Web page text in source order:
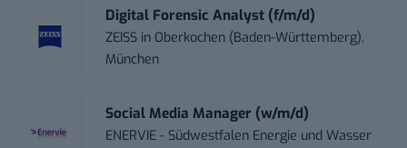
Digital Forensic Analyst (f/m/d)
ZEISS in Oberkochen (Baden-Württemberg),
München
Social Media Manager (w/m/d)
ENERVIE - Südwestfalen Energie und Wasser